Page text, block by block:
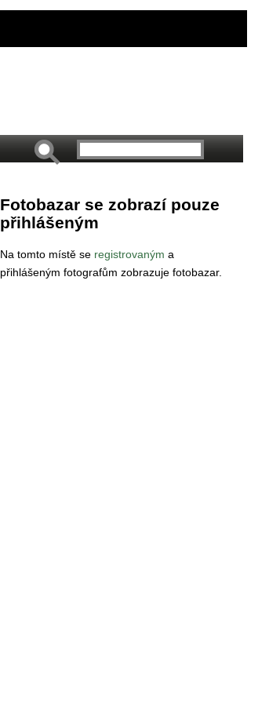
Fotobazar se zobrazí pouze
přihlášeným
Na tomto místě se registrovaným a
přihlášeným fotografům zobrazuje fotobazar.